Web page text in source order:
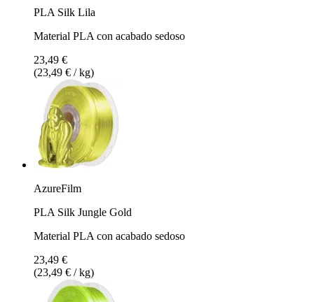
PLA Silk Lila
Material PLA con acabado sedoso
23,49 €
(23,49 € / kg)
AzureFilm
PLA Silk Jungle Gold
Material PLA con acabado sedoso
23,49 €
(23,49 € / kg)